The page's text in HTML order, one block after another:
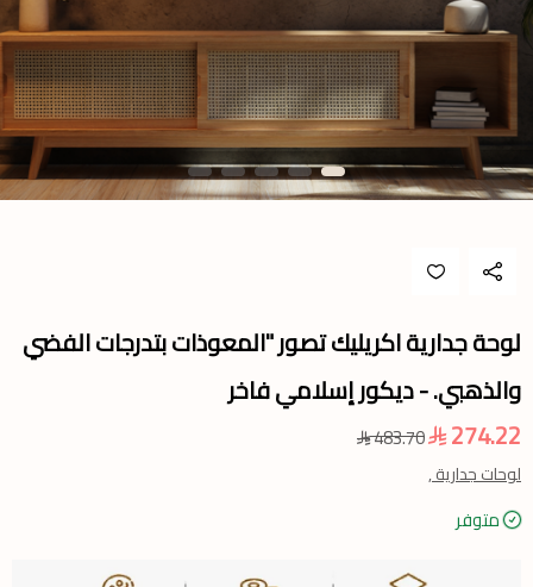
لوحة جدارية اكريليك تصور "المعوذات بتدرجات الفضي
والذهبي. - ديكور إسلامي فاخر
274.22
483.70
لوحات جدارية ,
متوفر